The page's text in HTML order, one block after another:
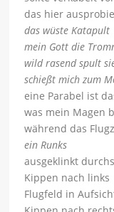
das hier
das wüste Katapult
mein Gott die
wild rasend spult
schießt mich zum
eine Parabel ist
was mein Magen
während das
ein Runks
ausgeklinkt
Kippen nach links
Flugfeld in